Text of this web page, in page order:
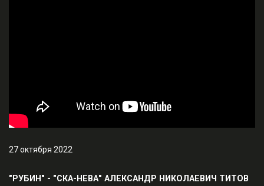
27 октября 2022
"РУБИН" - "СКА-НЕВА" АЛЕКСАНДР НИКОЛАЕВИЧ ТИТОВ